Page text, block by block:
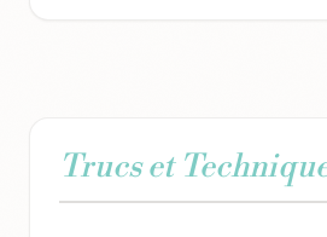
Trucs et